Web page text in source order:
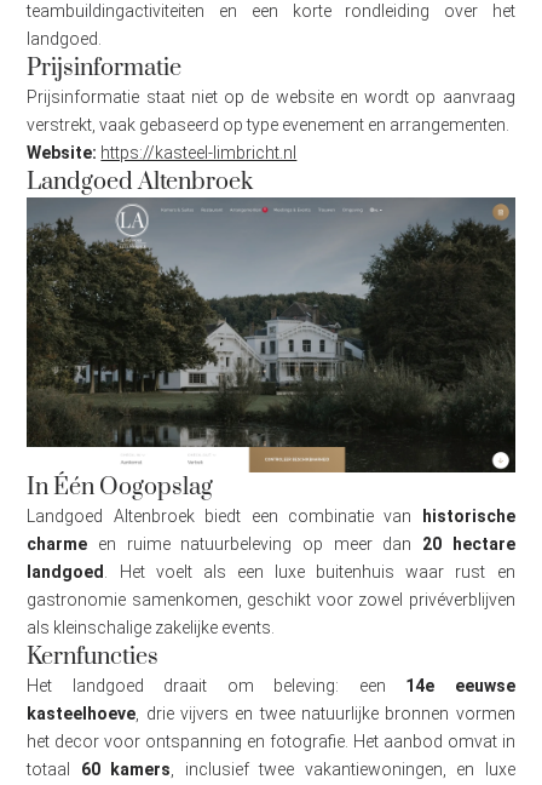
teambuildingactiviteiten en een korte rondleiding over het
landgoed.
Prijsinformatie
Prijsinformatie staat niet op de website en wordt op aanvraag
verstrekt, vaak gebaseerd op type evenement en arrangementen.
Website: https://kasteel-limbricht.nl
Landgoed Altenbroek
In Één Oogopslag
Landgoed Altenbroek biedt een combinatie van
historische
charme en ruime natuurbeleving op meer dan 20 hectare
landgoed
. Het voelt als een luxe buitenhuis waar rust en
gastronomie samenkomen, geschikt voor zowel privéverblijven
als kleinschalige zakelijke events.
Kernfuncties
Het landgoed draait om beleving: een 14e eeuwse
kasteelhoeve , drie vijvers en twee natuurlijke bronnen vormen
het decor voor ontspanning en fotografie. Het aanbod omvat in
totaal 60 kamers , inclusief twee vakantiewoningen, en luxe